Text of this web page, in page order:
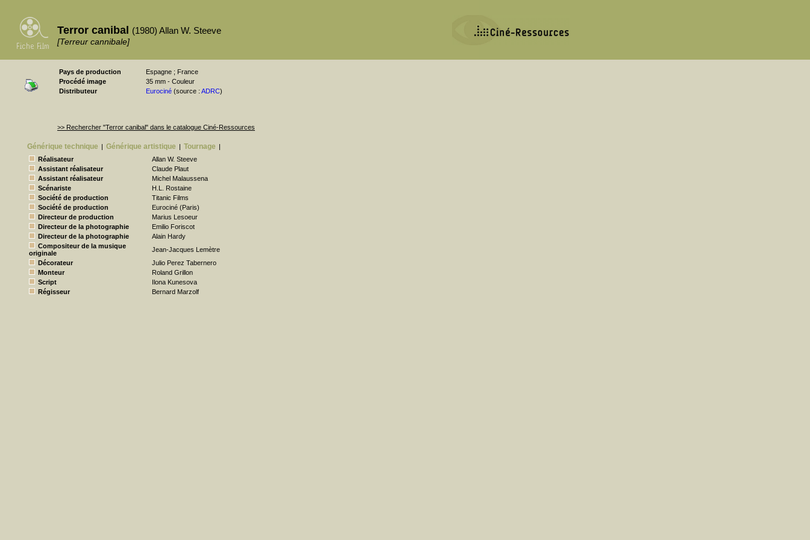
Terror canibal (1980) Allan W. Steeve
[Terreur cannibale]
Pays de production
Espagne ; France
Procédé image
35 mm - Couleur
Distributeur
Eurociné (source : ADRC)
>> Rechercher "Terror canibal" dans le catalogue Ciné-Ressources
Générique technique | Générique artistique | Tournage |
Réalisateur
Allan W. Steeve
Assistant réalisateur
Claude Plaut
Assistant réalisateur
Michel Malaussena
Scénariste
H.L. Rostaine
Société de production
Titanic Films
Société de production
Eurociné (Paris)
Directeur de production
Marius Lesoeur
Directeur de la photographie
Emilio Foriscot
Directeur de la photographie
Alain Hardy
Compositeur de la musique
originale
Jean-Jacques Lemètre
Décorateur
Julio Perez Tabernero
Monteur
Roland Grillon
Script
Ilona Kunesova
Régisseur
Bernard Marzolf